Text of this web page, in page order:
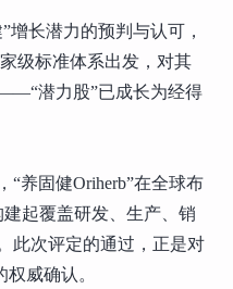
增长潜力的预判与认可，
级标准体系出发，对其
潜力股”已成长为经得
“养固健Oriherb”在全球布
起覆盖研发、生产、销
此次评定的通过，正是对
威确认。